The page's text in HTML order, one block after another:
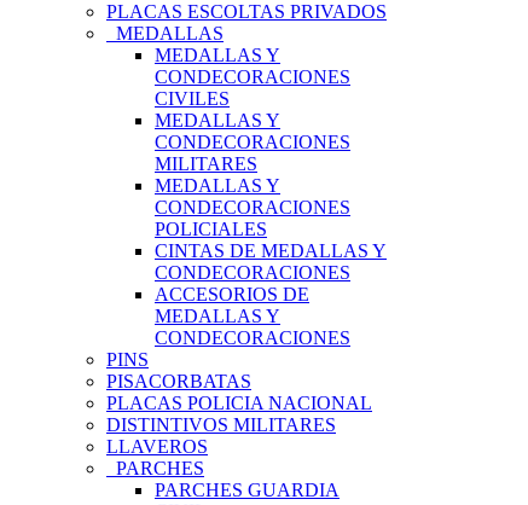
PLACAS ESCOLTAS PRIVADOS
MEDALLAS
MEDALLAS Y
CONDECORACIONES
CIVILES
MEDALLAS Y
CONDECORACIONES
MILITARES
MEDALLAS Y
CONDECORACIONES
POLICIALES
CINTAS DE MEDALLAS Y
CONDECORACIONES
ACCESORIOS DE
MEDALLAS Y
CONDECORACIONES
PINS
PISACORBATAS
PLACAS POLICIA NACIONAL
DISTINTIVOS MILITARES
LLAVEROS
PARCHES
PARCHES GUARDIA